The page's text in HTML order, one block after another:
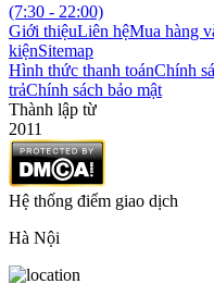
(7:30 - 22:00)
Giới thiệuLiên hệMua hàng
kiệnSitemap
Hình thức thanh toánChính
trảChính sách bảo mật
Thành lập từ
2011
Hệ thống điểm giao dịch
Hà Nội